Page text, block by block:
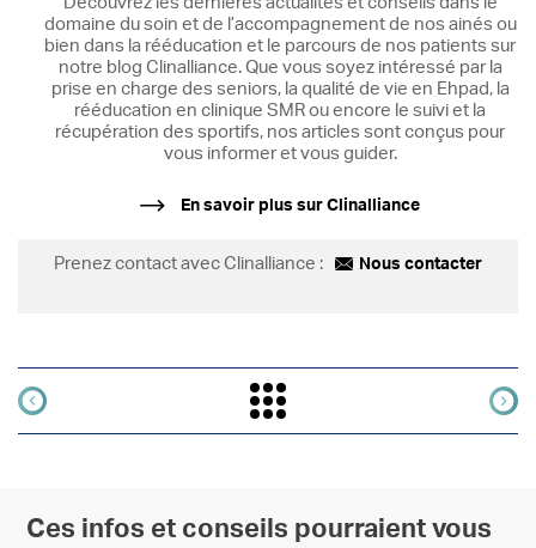
domaine du soin et de l’accompagnement de nos ainés ou
bien dans la rééducation et le parcours de nos patients sur
notre blog Clinalliance. Que vous soyez intéressé par la
prise en charge des seniors, la qualité de vie en Ehpad, la
rééducation en clinique SMR ou encore le suivi et la
récupération des sportifs, nos articles sont conçus pour
vous informer et vous guider.
En savoir plus sur Clinalliance
Prenez contact avec Clinalliance : Nous contacter
Ces infos et conseils pourraient vous